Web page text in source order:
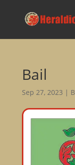
Bail
Sep 27, 2023 | B